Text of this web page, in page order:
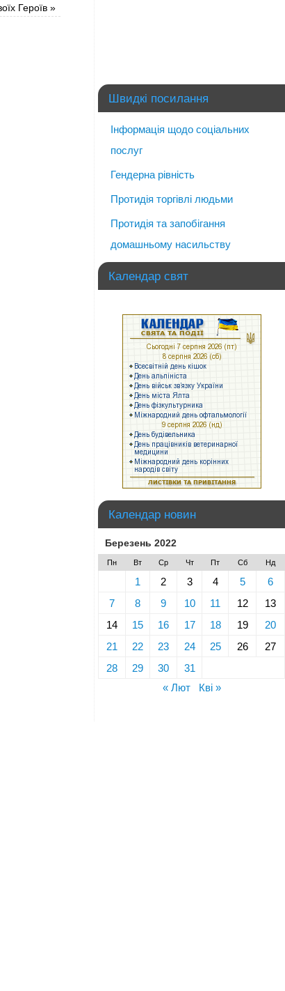
Героїв»
Швидкі посилання
Інформація щодо соціальних
послуг
Гендерна рівність
Протидія торгівлі людьми
Протидія та запобігання
домашньому насильству
Календар свят
Календар новин
Березень 2022
Пн Вт Ср Чт Пт Сб Нд
1 2 3 4 5
6
7
8 9 10 11 12
13
14
15 16 17 18 19
20
21
22 23 24 25 26
27
28
29 30
31
« Лют
Кві »